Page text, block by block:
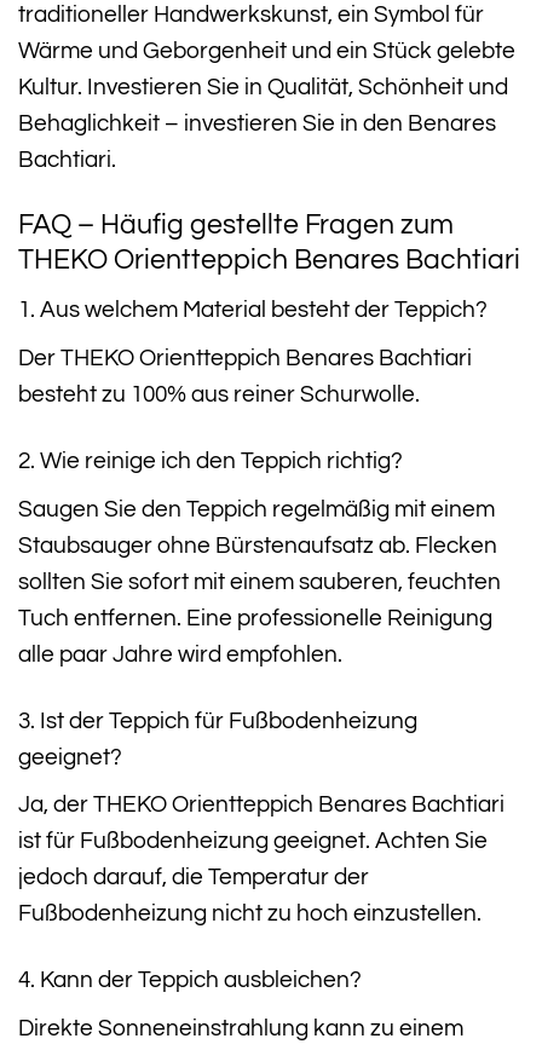
traditioneller Handwerkskunst, ein Symbol für
Wärme und Geborgenheit und ein Stück gelebte
Kultur. Investieren Sie in Qualität, Schönheit und
Behaglichkeit – investieren Sie in den Benares
Bachtiari.
FAQ – Häufig gestellte Fragen zum
THEKO Orientteppich Benares Bachtiari
1. Aus welchem Material besteht der Teppich?
Der THEKO Orientteppich Benares Bachtiari
besteht zu 100% aus reiner Schurwolle.
2. Wie reinige ich den Teppich richtig?
Saugen Sie den Teppich regelmäßig mit einem
Staubsauger ohne Bürstenaufsatz ab. Flecken
sollten Sie sofort mit einem sauberen, feuchten
Tuch entfernen. Eine professionelle Reinigung
alle paar Jahre wird empfohlen.
3. Ist der Teppich für Fußbodenheizung
geeignet?
Ja, der THEKO Orientteppich Benares Bachtiari
ist für Fußbodenheizung geeignet. Achten Sie
jedoch darauf, die Temperatur der
Fußbodenheizung nicht zu hoch einzustellen.
4. Kann der Teppich ausbleichen?
Direkte Sonneneinstrahlung kann zu einem